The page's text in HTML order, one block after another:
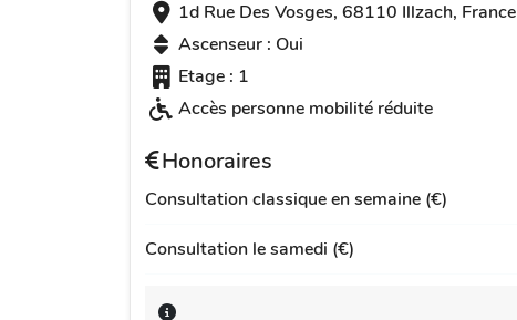
1d Rue Des Vosges, 68110 Illzach, France
Ascenseur : Oui
Etage : 1
Accès personne mobilité réduite
Honoraires
Consultation classique en semaine (€)
Consultation le samedi (€)